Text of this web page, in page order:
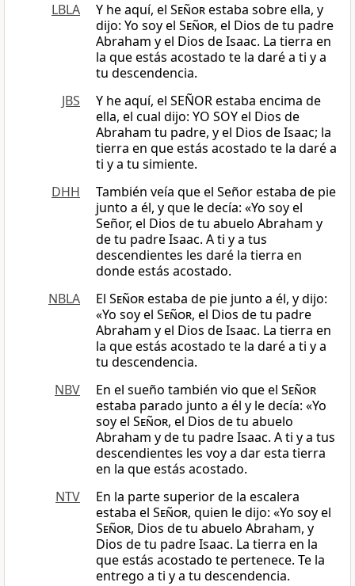
LBLA Y he aquí, el Señorestaba sobre ella, y
dijo: Yo soy el Señor, el Dios de tu padre
Abraham y el Dios de Isaac. La tierra en
la que estás acostado te la daré a ti y a
tu descendencia.
JBS
Y he aquí, el SEÑOR estaba encima de
ella, el cual dijo: YO SOY el Dios de
Abraham tu padre, y el Dios de Isaac; la
tierra en que estás acostado te la daré a
ti y a tu simiente.
DHH
También veía que el Señor estaba de pie
junto a él, y que le decía: «Yo soy el
Señor, el Dios de tu abuelo Abraham y
de tu padre Isaac. A ti y a tus
descendientes les daré la tierra en
donde estás acostado.
NBLA
El Señorestaba de pie junto a él, y dijo:
«Yo soy el Señor, el Dios de tu padre
Abraham y el Dios de Isaac. La tierra en
la que estás acostado te la daré a ti y a
tu descendencia.
NBV
En el sueño también vio que el Señor
estaba parado junto a él y le decía: «Yo
soy el Señor, el Dios de tu abuelo
Abraham y de tu padre Isaac. A ti y a tus
descendientes les voy a dar esta tierra
en la que estás acostado.
NTV
En la parte superior de la escalera
estaba el Señor, quien le dijo: «Yo soy el
Señor, Dios de tu abuelo Abraham, y
Dios de tu padre Isaac. La tierra en la
que estás acostado te pertenece. Te la
entrego a ti y a tu descendencia.